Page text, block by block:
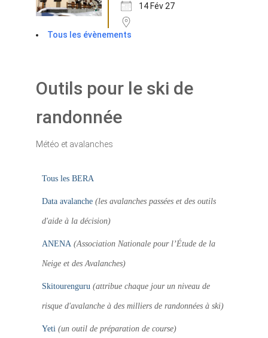
14 Fév 27
Tous les évènements
Outils pour le ski de
randonnée
Météo et avalanches
Tous les BERA
Data avalanche (les avalanches passées et des outils
d'aide à la décision)
ANENA (Association Nationale pour l’Étude de la
Neige et des Avalanches)
Skitourenguru (attribue chaque jour un niveau de
risque d'avalanche à des milliers de randonnées à ski)
Yeti (un outil de préparation de course)